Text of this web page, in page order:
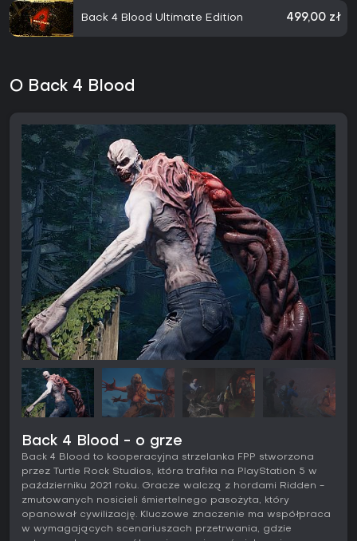
Back 4 Blood Ultimate Edition 499,00 zł
O Back 4 Blood
Back 4 Blood - o grze
Back 4 Blood to kooperacyjna strzelanka FPP stworzona
przez Turtle Rock Studios, która trafiła na PlayStation 5 w
październiku 2021 roku. Gracze walczą z hordami Ridden -
zmutowanych nosicieli śmiertelnego pasożyta, który
opanował cywilizację. Kluczowe znaczenie ma współpraca
w wymagających scenariuszach przetrwania, gdzie